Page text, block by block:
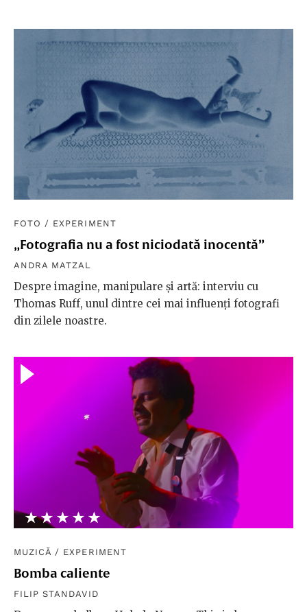
FOTO / EXPERIMENT
„Fotografia nu a fost niciodată inocentă”
ANDRA MATZAL
Despre imagine, manipulare și artă: interviu cu
Thomas Ruff, unul dintre cei mai influenți fotografi
din zilele noastre.
★★★★★
☆☆☆☆☆
MUZICĂ / EXPERIMENT
Bomba caliente
FILIP STANDAVID